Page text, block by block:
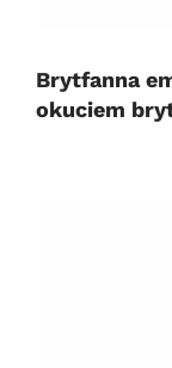
Brytfanna
okuciem